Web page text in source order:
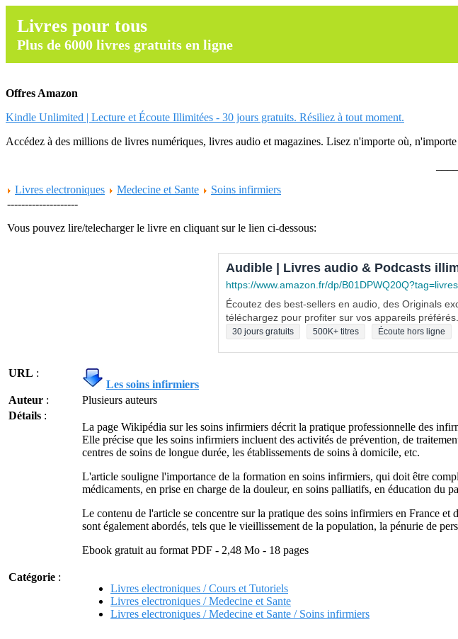
Livres pour tous
Plus de 6000 livres gratuits en ligne
Offres Amazon
Kindle Unlimited | Lecture et Écoute Illimitées - 30 jours gratuits. Résiliez à tout moment.
Accédez à des millions de livres numériques, livres audio et magazines. Lisez n'importe où,
Livres electroniques
Medecine et Sante
Soins infirmiers
--------------------
Vous pouvez lire/telecharger le livre en cliquant sur le lien ci-dessous:
Audible | Livres audio & Podcasts
https://www.amazon.fr/dp/
Écoutez des best-sellers en audio, des Originals
téléchargez pour profiter sur vos appareils
30 jours gratuits 500K+ titres Écoute hors ligne
URL :
Les soins infirmiers
Auteur :
Plusieurs auteurs
Détails :
La page Wikipédia sur les soins infirmiers décrit la pratique professionnelle des
Elle précise que les soins infirmiers incluent des activités de prévention, de
centres de soins de longue durée, les établissements de soins à domicile, etc.
L'article souligne l'importance de la formation en soins infirmiers, qui doit être
médicaments, en prise en charge de la douleur, en soins palliatifs, en éducation du
Le contenu de l'article se concentre sur la pratique des soins infirmiers en France
sont également abordés, tels que le vieillissement de la population, la pénurie de
Ebook gratuit au format PDF - 2,48 Mo - 18 pages
Catégorie :
Livres electroniques / Cours et Tutoriels
Livres electroniques / Medecine et Sante
Livres electroniques / Medecine et Sante / Soins infirmiers